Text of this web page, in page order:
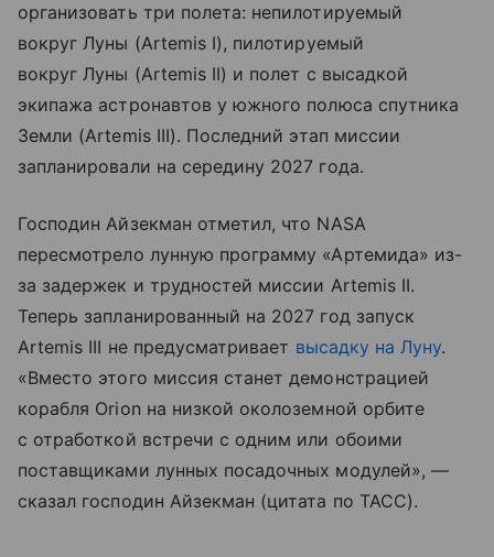
организовать три полета: непилотируемый
вокруг Луны (Artemis I), пилотируемый
вокруг Луны (Artemis II) и полет с высадкой
экипажа астронавтов у южного полюса спутника
Земли (Artemis III). Последний этап миссии
запланировали на середину 2027 года.
Господин Айзекман отметил, что NASA
пересмотрело лунную программу «Артемида» из-
за задержек и трудностей миссии Artemis II.
Теперь запланированный на 2027 год запуск
Artemis III не предусматривает высадку на Луну.
«Вместо этого миссия станет демонстрацией
корабля Orion на низкой околоземной орбите
с отработкой встречи с одним или обоими
поставщиками лунных посадочных модулей», —
сказал господин Айзекман (цитата по ТАСС).